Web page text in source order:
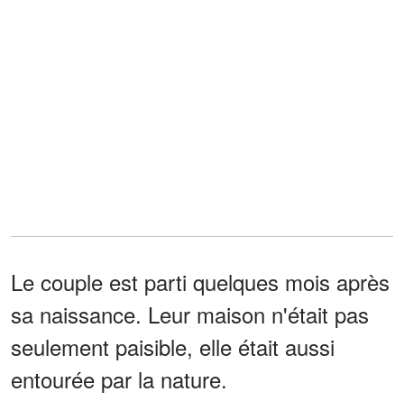
Le couple est parti quelques mois après
sa naissance. Leur maison n'était pas
seulement paisible, elle était aussi
entourée par la nature.